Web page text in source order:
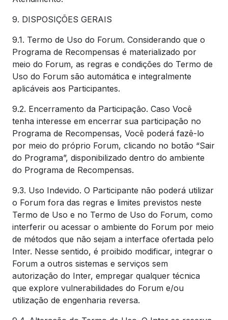
9. DISPOSIÇÕES GERAIS
9.1. Termo de Uso do Forum. Considerando que o
Programa de Recompensas é materializado por
meio do Forum, as regras e condições do Termo de
Uso do Forum são automática e integralmente
aplicáveis aos Participantes.
9.2. Encerramento da Participação. Caso Você
tenha interesse em encerrar sua participação no
Programa de Recompensas, Você poderá fazê-lo
por meio do próprio Forum, clicando no botão “Sair
do Programa”, disponibilizado dentro do ambiente
do Programa de Recompensas.
9.3. Uso Indevido. O Participante não poderá utilizar
o Forum fora das regras e limites previstos neste
Termo de Uso e no Termo de Uso do Forum, como
interferir ou acessar o ambiente do Forum por meio
de métodos que não sejam a interface ofertada pelo
Inter. Nesse sentido, é proibido modificar, integrar o
Forum a outros sistemas e serviços sem
autorização do Inter, empregar qualquer técnica
que explore vulnerabilidades do Forum e/ou
utilização de engenharia reversa.